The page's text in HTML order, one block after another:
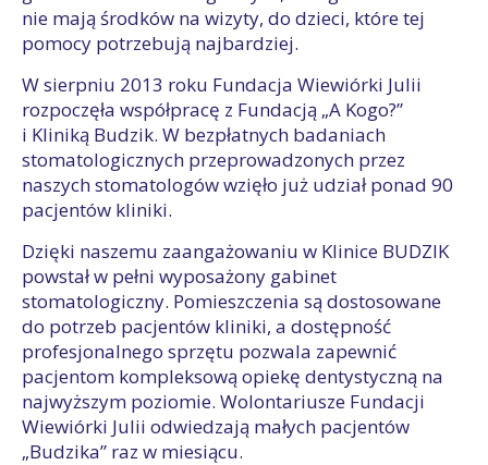
nie mają środków na wizyty, do dzieci, które tej
pomocy potrzebują najbardziej.
W sierpniu 2013 roku Fundacja Wiewiórki Julii
rozpoczęła współpracę z Fundacją „A Kogo?”
i Kliniką Budzik. W bezpłatnych badaniach
stomatologicznych przeprowadzonych przez
naszych stomatologów wzięło już udział ponad 90
pacjentów kliniki.
Dzięki naszemu zaangażowaniu w Klinice BUDZIK
powstał w pełni wyposażony gabinet
stomatologiczny. Pomieszczenia są dostosowane
do potrzeb pacjentów kliniki, a dostępność
profesjonalnego sprzętu pozwala zapewnić
pacjentom kompleksową opiekę dentystyczną na
najwyższym poziomie. Wolontariusze Fundacji
Wiewiórki Julii odwiedzają małych pacjentów
„Budzika” raz w miesiącu.